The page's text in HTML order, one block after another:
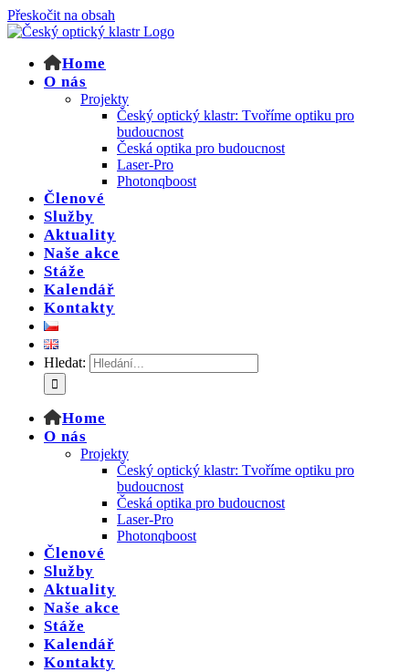
Přeskočit na obsah
Home
O nás
Projekty
Český optický klastr: Tvoříme optiku pro
budoucnost
Česká optika pro budoucnost
Laser-Pro
Photonqboost
Členové
Služby
Aktuality
Naše akce
Stáže
Kalendář
Kontakty
Hledat:
Home
O nás
Projekty
Český optický klastr: Tvoříme optiku pro
budoucnost
Česká optika pro budoucnost
Laser-Pro
Photonqboost
Členové
Služby
Aktuality
Naše akce
Stáže
Kalendář
Kontakty